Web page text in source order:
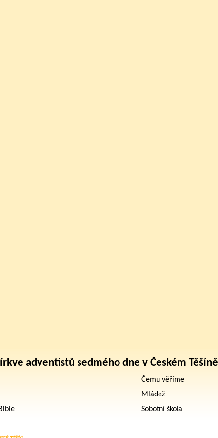
adventistů sedmého dne v Českém Těšíně
Čemu věříme
Mládež
Sobotní škola